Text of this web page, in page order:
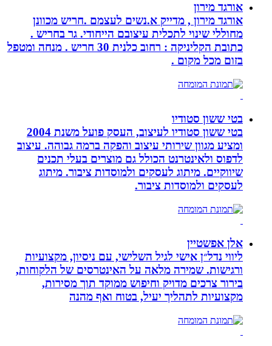
אורגד מירון
אורגד מירון , מדייק א.נשים לעצמם .חריש מכוונן
מחוללי שינוי לתכלית עיצובם הייחודי. גר בחריש .
כתובת הקליניקה : רחוב כלנית 30 חריש . מנחה ומטפל
בזום מכל מקום .
בטי ששון סטודיו
בטי ששון סטודיו לעיצוב, העסק פועל משנת 2004
ומציע מגוון שירותי עיצוב והפקה ברמה גבוהה. עיצוב
לדפוס ולאינטרנט הכולל גם מוצרים בעלי תכנים
שיווקיים. מיתוג לעסקים ולמוסדות ציבור. מיתוג
לעסקים ולמוסדות ציבור.
אלן אפשטיין
ליווי נדל״ן אישי לגיל השלישי, עם ניסיון, מקצועיות
ורגישות. שמירה מלאה על האינטרסים של הלקוחות,
בירור צרכים מדויק וחיפוש ממוקד תוך מסירות,
מקצועיות לתהליך יעיל, בטוח ואף מהנה